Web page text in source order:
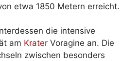
etwa 1850 Metern erreicht.
die intensive
am Krater Voragine an. Die
zwischen besonders